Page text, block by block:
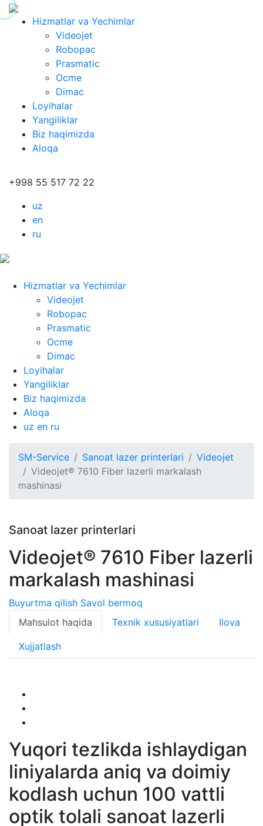
Hizmatlar va Yechimlar
Videojet
Robopac
Prasmatic
Ocme
Dimac
Loyihalar
Yangiliklar
Biz haqimizda
Aloqa
+998 55 517 72 22
uz
en
ru
Hizmatlar va Yechimlar
Videojet
Robopac
Prasmatic
Ocme
Dimac
Loyihalar
Yangiliklar
Biz haqimizda
Aloqa
uz en ru
SM-Service Sanoat lazer printerlari
Videojet
Videojet® 7610 Fiber lazerli markalash
mashinasi
Sanoat lazer printerlari
Videojet® 7610 Fiber lazerli
markalash mashinasi
Buyurtma qilish Savol bermoq
Mahsulot haqida
Texnik xususiyatlari Ilova
Xujjatlash
Yuqori tezlikda ishlaydigan
liniyalarda aniq va doimiy
kodlash uchun 100 vattli
optik tolali sanoat lazerli